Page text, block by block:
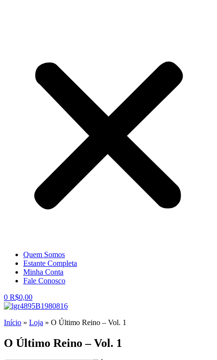
Quem Somos
Estante Completa
Minha Conta
Fale Conosco
0 R$0,00
Início » Loja » O Último Reino – Vol. 1
O Último Reino – Vol. 1